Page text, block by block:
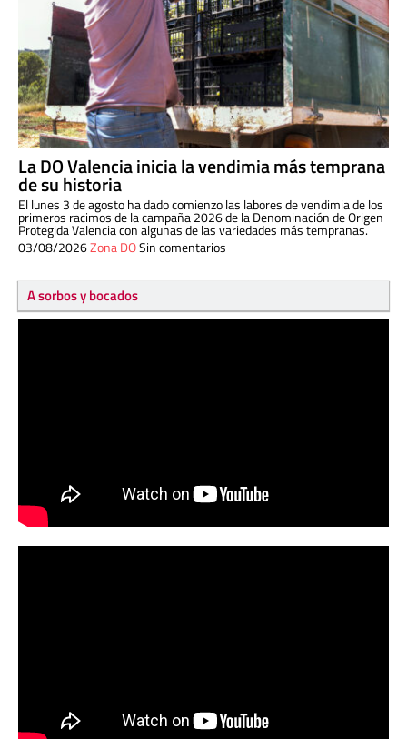
La DO Valencia inicia la vendimia más temprana
de su historia
El lunes 3 de agosto ha dado comienzo las labores de vendimia de los
primeros racimos de la campaña 2026 de la Denominación de Origen
Protegida Valencia con algunas de las variedades más tempranas.
03/08/2026Zona DOSin comentarios
A sorbos y bocados